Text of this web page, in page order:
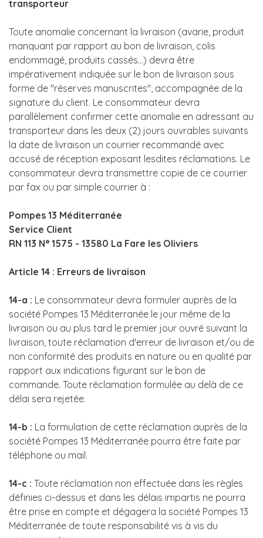
transporteur
Toute anomalie concernant la livraison (avarie, produit
manquant par rapport au bon de livraison, colis
endommagé, produits cassés…) devra être
impérativement indiquée sur le bon de livraison sous
forme de ''réserves manuscrites'', accompagnée de la
signature du client. Le consommateur devra
parallèlement confirmer cette anomalie en adressant au
transporteur dans les deux (2) jours ouvrables suivants
la date de livraison un courrier recommandé avec
accusé de réception exposant lesdites réclamations. Le
consommateur devra transmettre copie de ce courrier
par fax ou par simple courrier à :
Pompes 13 Méditerranée
Service Client
RN 113 N° 1575 - 13580 La Fare les Oliviers
Article 14 : Erreurs de livraison
14-a : Le consommateur devra formuler auprès de la
société Pompes 13 Méditerranée le jour même de la
livraison ou au plus tard le premier jour ouvré suivant la
livraison, toute réclamation d'erreur de livraison et/ou de
non conformité des produits en nature ou en qualité par
rapport aux indications figurant sur le bon de
commande. Toute réclamation formulée au delà de ce
délai sera rejetée.
14-b : La formulation de cette réclamation auprès de la
société Pompes 13 Méditerranée pourra être faite par
téléphone ou mail.
14-c : Toute réclamation non effectuée dans les règles
définies ci-dessus et dans les délais impartis ne pourra
être prise en compte et dégagera la société Pompes 13
Méditerranée de toute responsabilité vis à vis du